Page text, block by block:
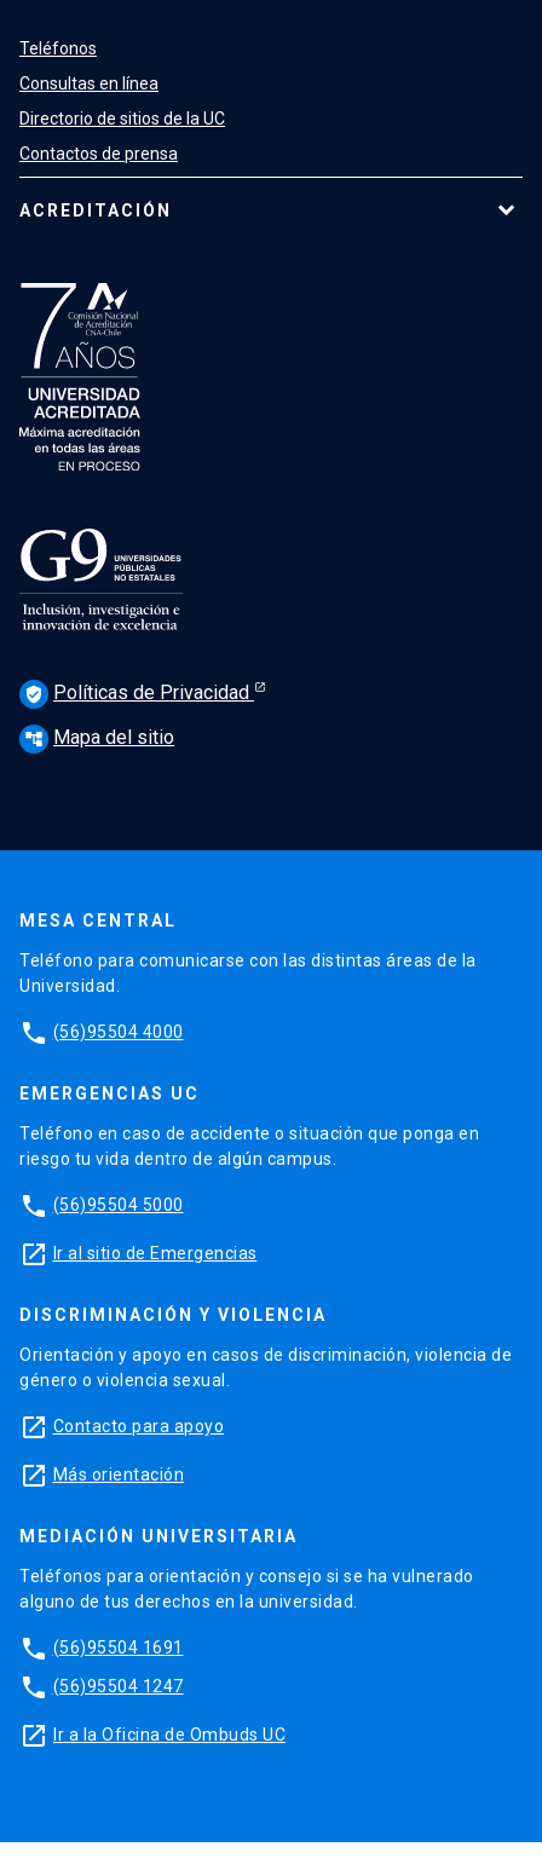
Teléfonos
Consultas en línea
Directorio de sitios de la UC
Contactos de prensa
ACREDITACIÓN
verified_user Políticas de Privacidad
account_tree Mapa del sitio
MESA CENTRAL
Teléfono para comunicarse con las distintas áreas de la
Universidad.
phone (56)95504 4000
EMERGENCIAS UC
Teléfono en caso de accidente o situación que ponga en
riesgo tu vida dentro de algún campus.
phone (56)95504 5000
launch Ir al sitio de Emergencias
DISCRIMINACIÓN Y VIOLENCIA
Orientación y apoyo en casos de discriminación, violencia de
género o violencia sexual.
launch Contacto para apoyo
launch Más orientación
MEDIACIÓN UNIVERSITARIA
Teléfonos para orientación y consejo si se ha vulnerado
alguno de tus derechos en la universidad.
phone (56)95504 1691
phone (56)95504 1247
launch Ir a la Oficina de Ombuds UC